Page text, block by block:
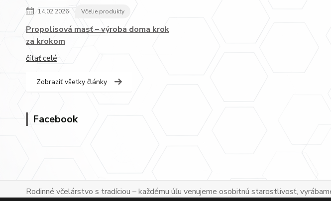
14.02.2026 Včelie produkty
Propolisová masť – výroba doma krok
za krokom
čítať celé
Zobraziť všetky články
Facebook
Rodinné včelárstvo s tradíciou – každému úľu venujeme osobitnú starostlivosť,